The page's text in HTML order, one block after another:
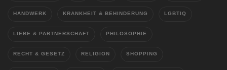
HANDWERK KRANKHEIT & BEHINDERUNG LGBTIQ
LIEBE & PARTNERSCHAFT PHILOSOPHIE
RECHT & GESETZ RELIGION SHOPPING